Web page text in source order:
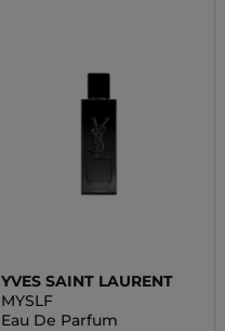
YVES SAINT LAURENT
MYSLF
Eau De Parfum